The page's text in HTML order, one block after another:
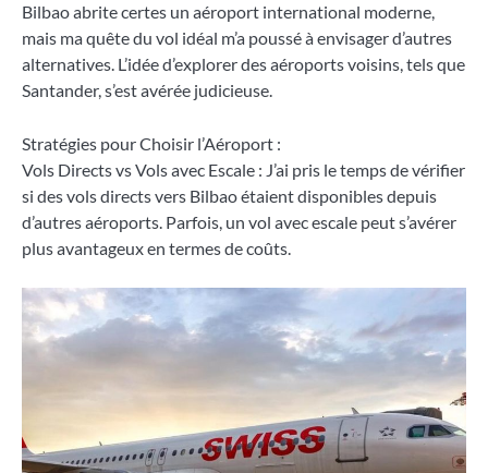
Bilbao abrite certes un aéroport international moderne,
mais ma quête du vol idéal m’a poussé à envisager d’autres
alternatives. L’idée d’explorer des aéroports voisins, tels que
Santander, s’est avérée judicieuse.
Stratégies pour Choisir l’Aéroport :
Vols Directs vs Vols avec Escale : J’ai pris le temps de vérifier
si des vols directs vers Bilbao étaient disponibles depuis
d’autres aéroports. Parfois, un vol avec escale peut s’avérer
plus avantageux en termes de coûts.